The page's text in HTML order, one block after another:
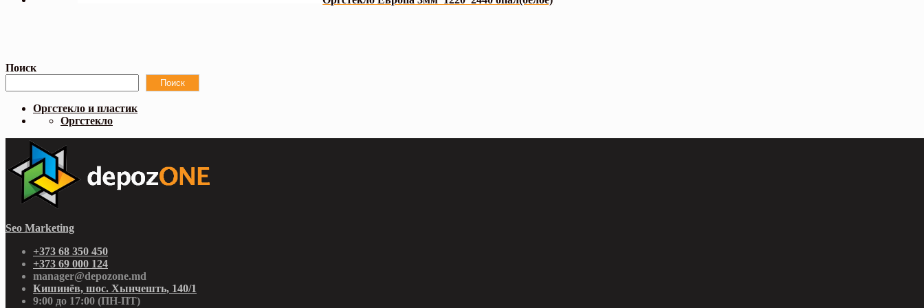
Поиск
Поиск
Оргстекло и пластик
Оргстекло
Seo Marketing
+373 68 350 450
+373 69 000 124
manager@depozone.md
Кишинёв, шос. Хынчешть, 140/1
9:00 до 17:00 (ПН-ПТ)